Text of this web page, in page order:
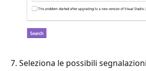
Seleziona le possibili